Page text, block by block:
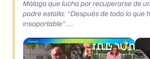
Málaga que lucha por recuperarse de una
padre estalla: “Después de todo lo que
insoportable”.
#PedroSanchezDimision
#Huelgageneralya #TodosALasCalles